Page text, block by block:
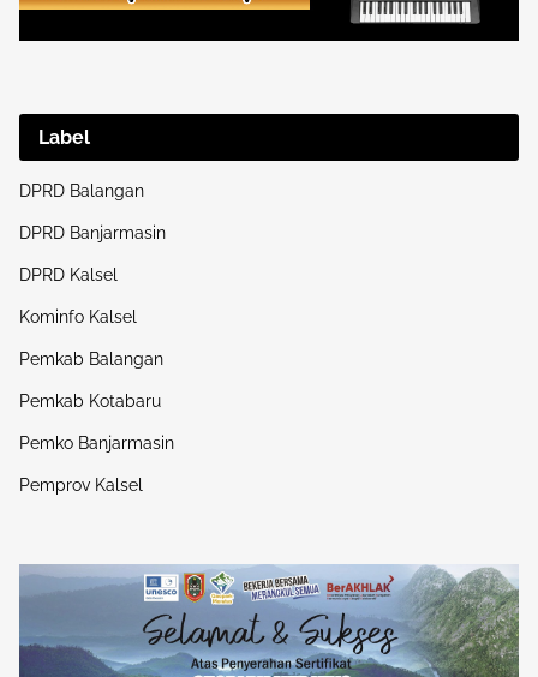
Label
DPRD Balangan
DPRD Banjarmasin
DPRD Kalsel
Kominfo Kalsel
Pemkab Balangan
Pemkab Kotabaru
Pemko Banjarmasin
Pemprov Kalsel